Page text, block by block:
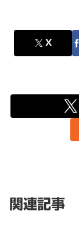
X
関連記事